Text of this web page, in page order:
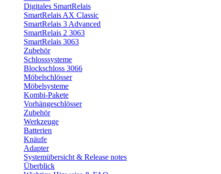
Digitales SmartRelais
SmartRelais AX Classic
SmartRelais 3 Advanced
SmartRelais 2 3063
SmartRelais 3063
Zubehör
Schlosssysteme
Blockschloss 3066
Möbelschlösser
Möbelsysteme
Kombi-Pakete
Vorhängeschlösser
Zubehör
Werkzeuge
Batterien
Knäufe
Adapter
Systemübersicht & Release notes
Überblick